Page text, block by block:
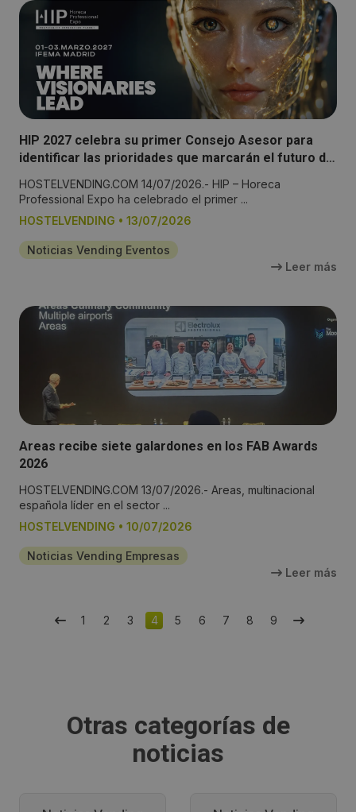
HIP 2027 celebra su primer Consejo Asesor para
identificar las prioridades que marcarán el futuro del
HOSTELVENDING.COM 14/07/2026.- HIP – Horeca
Professional Expo ha celebrado el primer ...
HOSTELVENDING • 13/07/2026
Noticias Vending Eventos
Leer más
Areas recibe siete galardones en los FAB Awards
2026
HOSTELVENDING.COM 13/07/2026.- Areas, multinacional
española líder en el sector ...
HOSTELVENDING • 10/07/2026
Noticias Vending Empresas
Leer más
1 2 3 4 5 6 7 8 9
Otras categorías de
noticias